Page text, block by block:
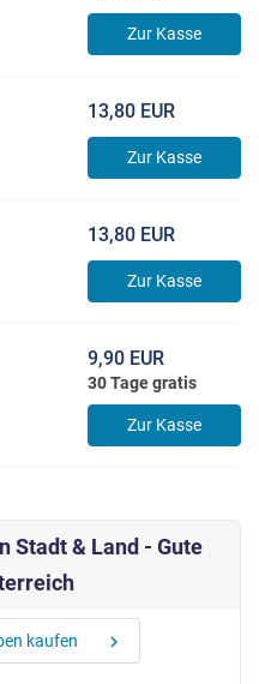
Zur Kasse
13,80 EUR
Zur Kasse
13,80 EUR
Zur Kasse
9,90 EUR
30 Tage gratis
Zur Kasse
Stadt & Land - Gute
kaufen chevron_right